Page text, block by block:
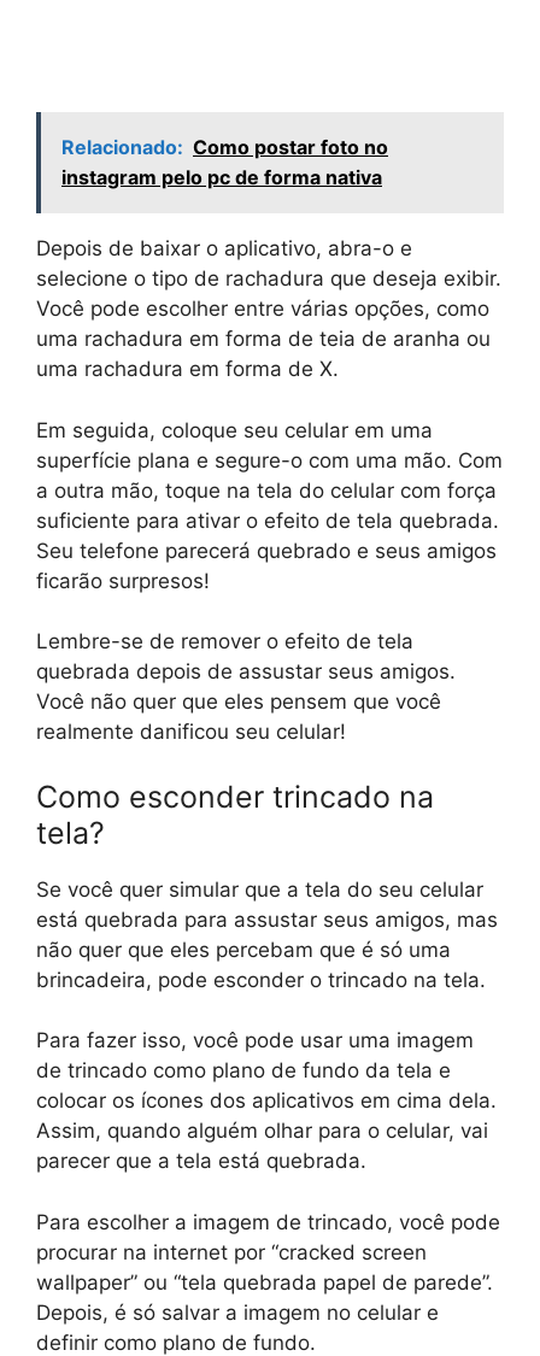
Relacionado: Como postar foto no
instagram pelo pc de forma nativa
Depois de baixar o aplicativo, abra-o e
selecione o tipo de rachadura que deseja exibir.
Você pode escolher entre várias opções, como
uma rachadura em forma de teia de aranha ou
uma rachadura em forma de X.
Em seguida, coloque seu celular em uma
superfície plana e segure-o com uma mão. Com
a outra mão, toque na tela do celular com força
suficiente para ativar o efeito de tela quebrada.
Seu telefone parecerá quebrado e seus amigos
ficarão surpresos!
Lembre-se de remover o efeito de tela
quebrada depois de assustar seus amigos.
Você não quer que eles pensem que você
realmente danificou seu celular!
Como esconder trincado na
tela?
Se você quer simular que a tela do seu celular
está quebrada para assustar seus amigos, mas
não quer que eles percebam que é só uma
brincadeira, pode esconder o trincado na tela.
Para fazer isso, você pode usar uma imagem
de trincado como plano de fundo da tela e
colocar os ícones dos aplicativos em cima dela.
Assim, quando alguém olhar para o celular, vai
parecer que a tela está quebrada.
Para escolher a imagem de trincado, você pode
procurar na internet por “cracked screen
wallpaper” ou “tela quebrada papel de parede”.
Depois, é só salvar a imagem no celular e
definir como plano de fundo.